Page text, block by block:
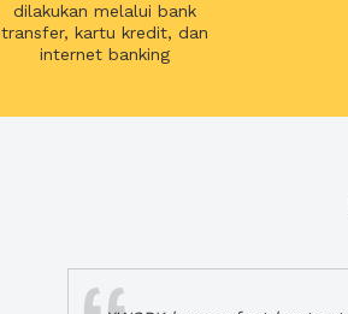
dilakukan melalui bank
transfer, kartu kredit, dan
internet banking